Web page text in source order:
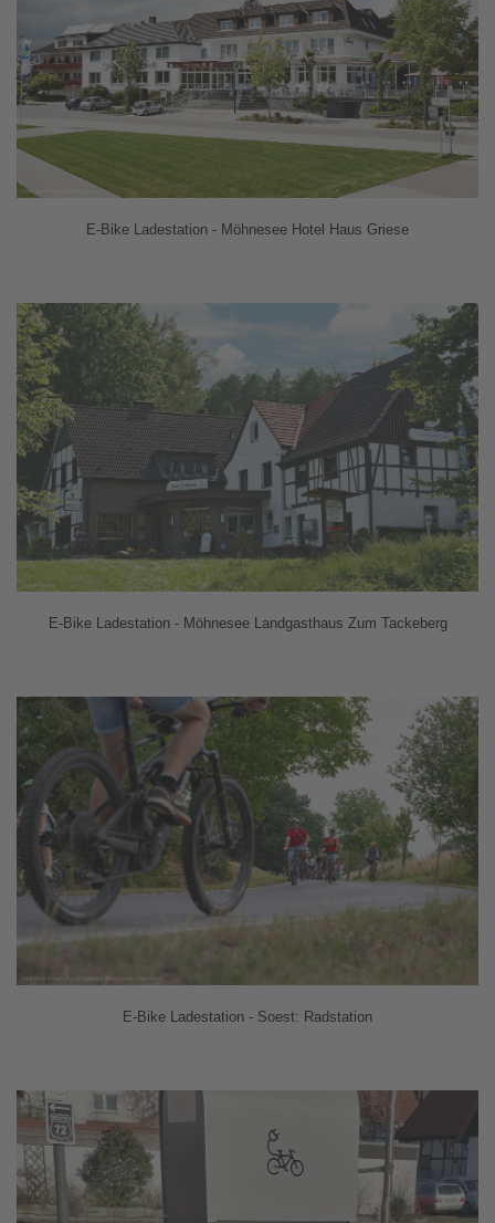
E-Bike Ladestation - Möhnesee Hotel Haus Griese
E-Bike Ladestation - Möhnesee Landgasthaus Zum Tackeberg
E-Bike Ladestation - Soest: Radstation